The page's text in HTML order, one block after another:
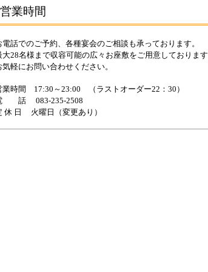
営業時間
電話でのご予約、各種宴会のご相談も承っております。
大28名様まで収容可能の広々お座敷をご用意しておりま
気軽にお問い合わせください。
業時間 17:30～23:00 （ラストオーダー22：30）
話 083-235-2508
休 日 火曜日（変更あり）